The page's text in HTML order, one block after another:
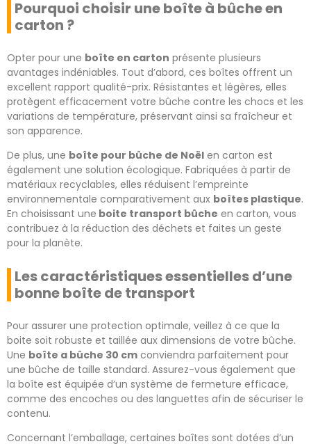
Pourquoi choisir une boîte à bûche en
carton ?
Opter pour une boîte en carton présente plusieurs
avantages indéniables. Tout d’abord, ces boîtes offrent un
excellent rapport qualité-prix. Résistantes et légères, elles
protègent efficacement votre bûche contre les chocs et les
variations de température, préservant ainsi sa fraîcheur et
son apparence.
De plus, une boîte pour bûche de Noël en carton est
également une solution écologique. Fabriquées à partir de
matériaux recyclables, elles réduisent l’empreinte
environnementale comparativement aux boîtes plastique.
En choisissant une boite transport bûche en carton, vous
contribuez à la réduction des déchets et faites un geste
pour la planète.
Les caractéristiques essentielles d’une
bonne boîte de transport
Pour assurer une protection optimale, veillez à ce que la
boite soit robuste et taillée aux dimensions de votre bûche.
Une boîte a bûche 30 cm conviendra parfaitement pour
une bûche de taille standard. Assurez-vous également que
la boîte est équipée d’un système de fermeture efficace,
comme des encoches ou des languettes afin de sécuriser le
contenu.
Concernant l’emballage, certaines boîtes sont dotées d’un